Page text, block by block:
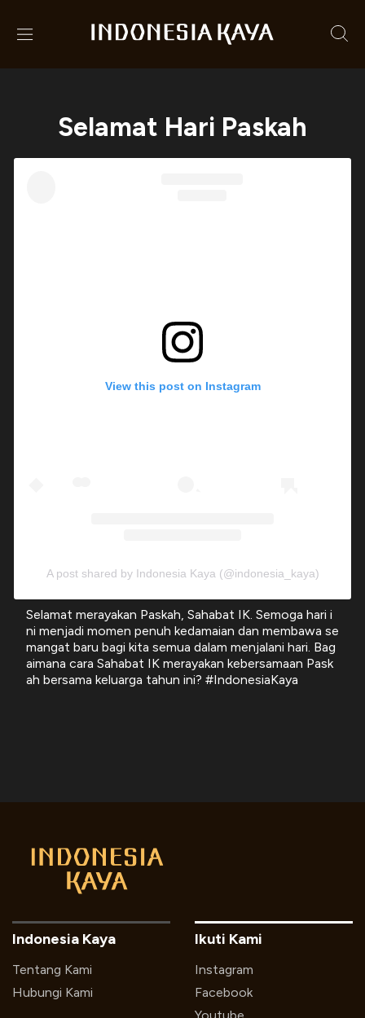
Selamat Hari Paskah
View this post on Instagram
A post shared by Indonesia Kaya (@indonesia_kaya)
Selamat merayakan Paskah, Sahabat IK. Semoga hari i
ni menjadi momen penuh kedamaian dan membawa se
mangat baru bagi kita semua dalam menjalani hari. Bag
aimana cara Sahabat IK merayakan kebersamaan Pask
ah bersama keluarga tahun ini? #IndonesiaKaya
Indonesia Kaya
Tentang Kami
Hubungi Kami
Ikuti Kami
Instagram
Facebook
Youtube